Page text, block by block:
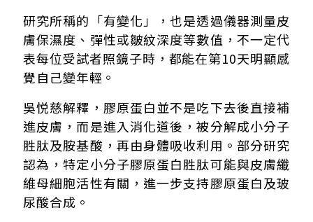
研究所稱的「有變化」，也是透過儀器測量皮
膚保濕度、彈性或皺紋深度等數值，不一定代
表每位受試者照鏡子時，都能在第10天明顯感
覺自己變年輕。
吳悦慈解釋，膠原蛋白並不是吃下去後直接補
進皮膚，而是進入消化道後，被分解成小分子
胜肽及胺基酸，再由身體吸收利用。部分研究
認為，特定小分子膠原蛋白胜肽可能與皮膚纖
維母細胞活性有關，進一步支持膠原蛋白及玻
尿酸合成。